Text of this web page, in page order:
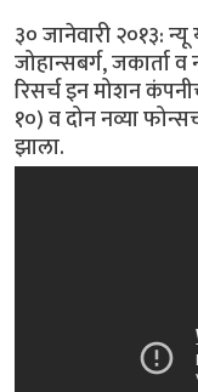
३० जानेवारी २०१३:
जोहान्सबर्ग, जकार्ता
रिसर्च इन मोशन
१०) व दोन नव्या
झाला.